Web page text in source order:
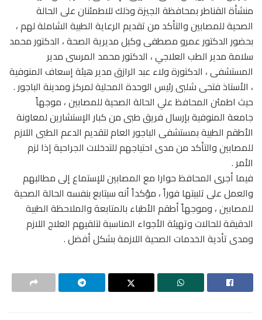
منشأة القناطر بمحافظة الجيزة وذلك للاطمئنان على الحالة
الصحية للمصابين والتأكد من تقديم الرعاية الطبية الشاملة لهم ،
بحضور الدكتور عمرو مصطفى وكيل مديرية الصحة ، الدكتور محمد
سلامة مدير الطب العلاجي ، الدكتور محمد المرسى مدير
المستشفى ، الدكتورة ولاء عبد الرازق مدير هيئة إسعاف المنوفية
، الأستاذ فتحى شلبى رئيس الوحدة المحلية لمركز ومدينة الباجور .
حيث اطمئن المحافظ علي الحالة الصحية للمصابين ، موجهاً
جامعة المنوفية بإرسال فريق طبى من كبار الإستشارين لمعاونة
الأطقم الطبية بمستشفى الباجور العام لتقديم الدعم الطبى اللازم
للمصابين والتأكد من مدى احتياجهم للتدخلات الجراحية إذا لزم
الأمر .
فيما أجرى المحافظ حوارا مع المصابين للإستماع إلى مطالبهم
والعمل على تلبيتها فوراً ، مؤكداً أنه سيتابع بنفسه الحالة الصحية
للمصابين ، وموجهاً أطقم الأطباء بالمتابعة والملاحظة الطبية
الدقيقة للحالات وتهيئة الأجواء المناسبة لتلقيهم العلاج اللازم
ومدى تأدية الخدمات الصحية اللازمة بشكل أفضل .